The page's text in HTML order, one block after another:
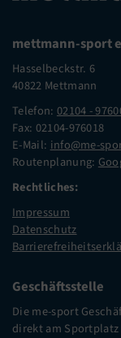
mettmann-sport
Hasselbeckstr. 6
40822 Mettmann
Telefon: 02104 -
Fax: 02104-976018
E-Mail: info@me-
Routenplanung:
Rechtliches:
Impressum
Datenschutz
Geschäftsstelle
Die me-sport
direkt am Sportplatz